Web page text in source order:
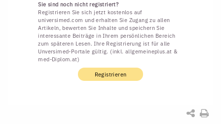
Sie sind noch nicht registriert?
Registrieren Sie sich jetzt kostenlos auf
universimed.com und erhalten Sie Zugang zu allen
Artikeln, bewerten Sie Inhalte und speichern Sie
interessante Beiträge in Ihrem persönlichen Bereich
zum späteren Lesen. Ihre Registrierung ist für alle
Unversimed-Portale gültig. (inkl. allgemeineplus.at &
med-Diplom.at)
Registrieren